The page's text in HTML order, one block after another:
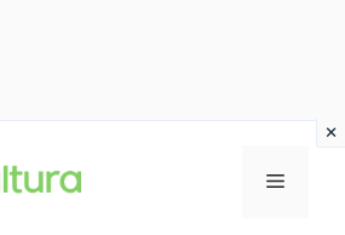
MENU